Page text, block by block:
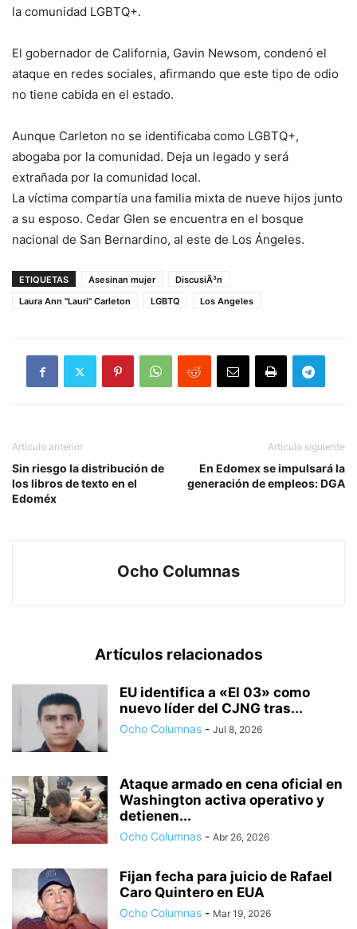
la comunidad LGBTQ+.
El gobernador de California, Gavin Newsom, condenó el
ataque en redes sociales, afirmando que este tipo de odio
no tiene cabida en el estado.
Aunque Carleton no se identificaba como LGBTQ+,
abogaba por la comunidad. Deja un legado y será
extrañada por la comunidad local.
La víctima compartía una familia mixta de nueve hijos junto
a su esposo. Cedar Glen se encuentra en el bosque
nacional de San Bernardino, al este de Los Ángeles.
ETIQUETAS Asesinan mujer
DiscusiÃ³n
Laura Ann "Lauri" Carleton
LGBTQ Los Angeles
Artículo anterior
Sin riesgo la distribución de
los libros de texto en el
Edoméx
Artículo siguiente
En Edomex se impulsará la
generación de empleos: DGA
Ocho Columnas
Artículos relacionados
EU identifica a «El 03» como
nuevo líder del CJNG tras...
Ocho Columnas - Jul 8, 2026
Ataque armado en cena oficial en
Washington activa operativo y
detienen...
Ocho Columnas - Abr 26, 2026
Fijan fecha para juicio de Rafael
Caro Quintero en EUA
Ocho Columnas - Mar 19, 2026